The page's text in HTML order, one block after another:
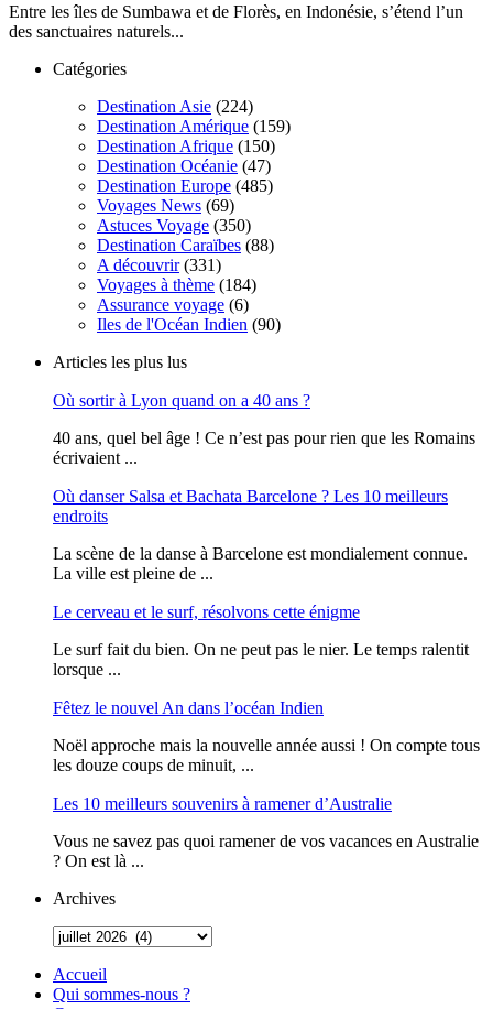
Entre les îles de Sumbawa et de Florès, en Indonésie, s’étend l’un
des sanctuaires naturels...
Catégories
Destination Asie (224)
Destination Amérique (159)
Destination Afrique (150)
Destination Océanie (47)
Destination Europe (485)
Voyages News (69)
Astuces Voyage (350)
Destination Caraïbes (88)
A découvrir(331)
Voyages à thème (184)
Assurance voyage (6)
Iles de l'Océan Indien (90)
Articles les plus lus
Où sortir à Lyon quand on a 40 ans ?
40 ans, quel bel âge ! Ce n’est pas pour rien que les Romains
écrivaient ...
Où danser Salsa et Bachata Barcelone ? Les 10 meilleurs
endroits
La scène de la danse à Barcelone est mondialement connue.
La ville est pleine de ...
Le cerveau et le surf, résolvons cette énigme
Le surf fait du bien. On ne peut pas le nier. Le temps ralentit
lorsque ...
Fêtez le nouvel An dans l’océan Indien
Noël approche mais la nouvelle année aussi ! On compte tous
les douze coups de minuit, ...
Les 10 meilleurs souvenirs à ramener d’Australie
Vous ne savez pas quoi ramener de vos vacances en Australie
? On est là ...
Archives
Accueil
Qui sommes-nous ?